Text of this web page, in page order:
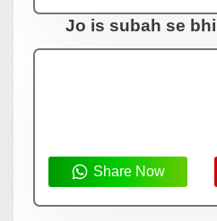
Jo is subah se
Share Now